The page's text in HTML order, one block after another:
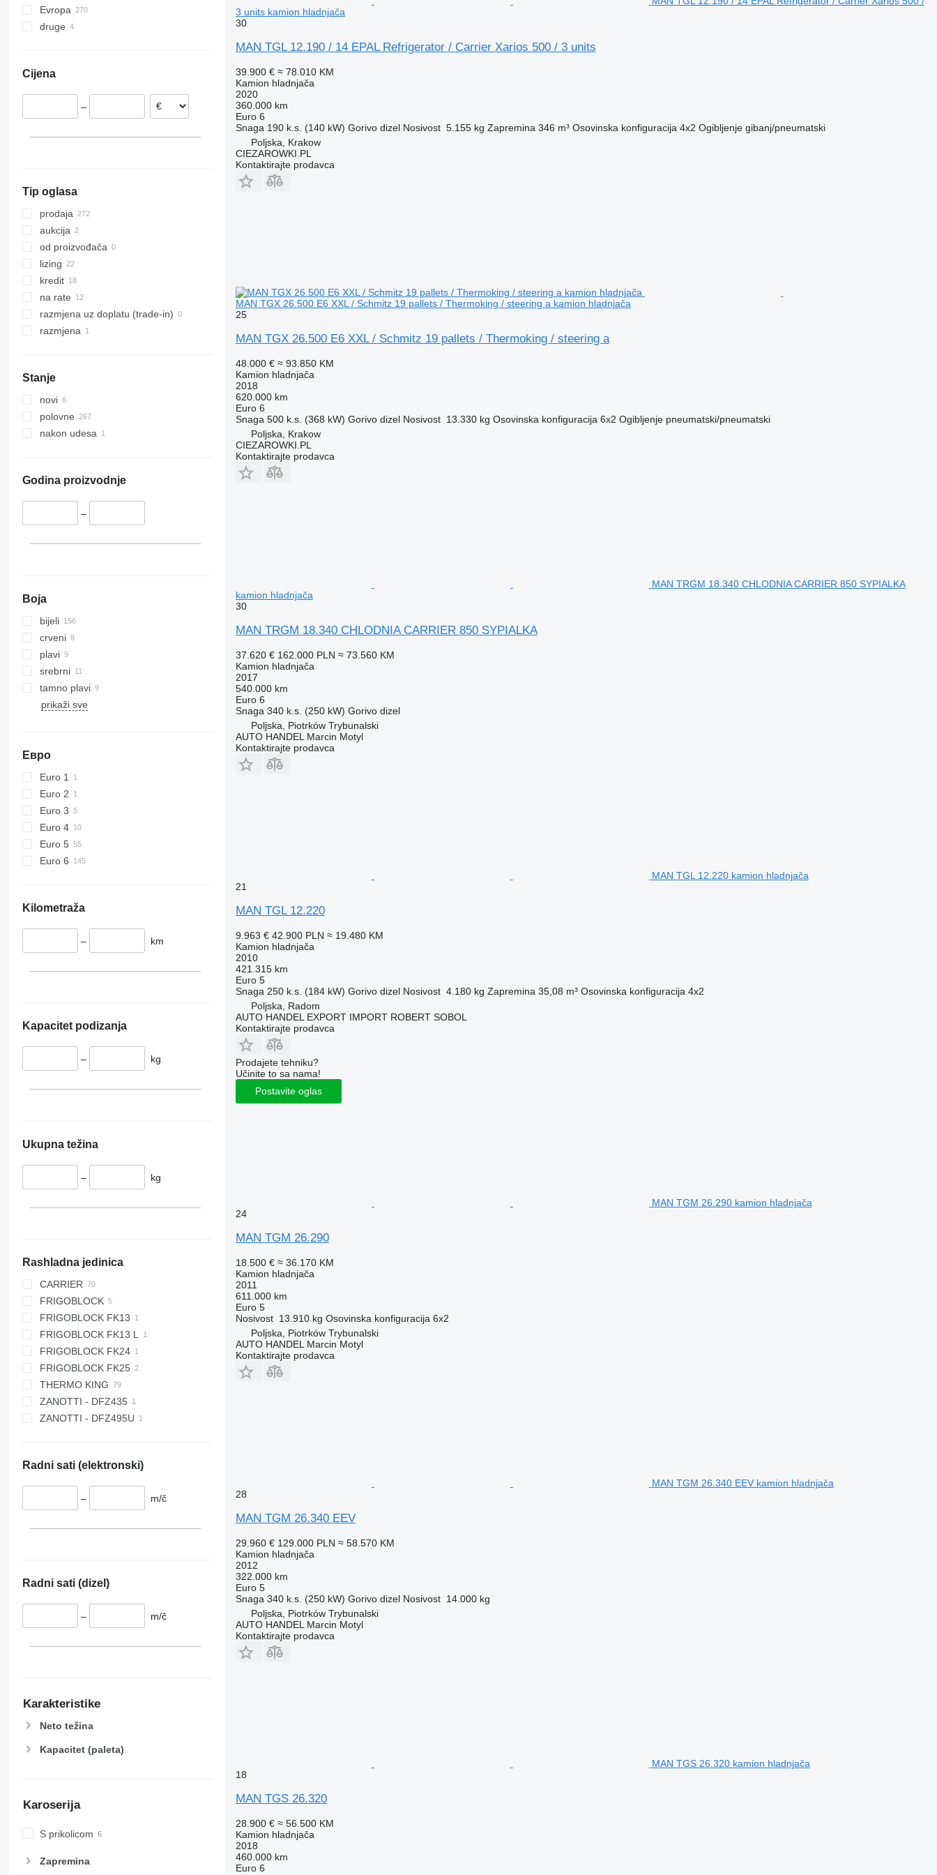
TGL 10.220
TGL 12.180
TGL 12.240
TGL 12.250
TGM 18.290
TGM 18.320
TGS 26.360
TGS 26.400
TGS 26.480
TGS 33.360
TGX 26.460
TGX 26.470
TGX 26.540
Evropa
Njemačka
Belgija
Nizozemska
druge
Cijena
–
Tip oglasa
prodaja
aukcija
od proizvođača
lizing
kredit
na rate
razmjena uz doplatu (trade-in)
razmjena
Stanje
novi
polovne
nakon udesa
Godina proizvodnje
–
Boja
bijeli
crveni
plavi
srebrni
tamno plavi
prikaži sve
Евро
Euro 1
Euro 2
Euro 3
Euro 4
Euro 5
Euro 6
Kilometraža
– km
Kapacitet podizanja
– kg
Ukupna težina
– kg
Rashladna jedinica
CARRIER
SUPRA
SUPRA 450
SUPRA 550
SUPRA 750
SUPRA 750 MT
SUPRA 850
SUPRA 850 MT
SUPRA 950
SUPRA 1150 MT
SUPRA 1150U
SUPRA 1250
XARIOS 500
XARIOS 600
FRIGOBLOCK
FRIGOBLOCK FK13
FRIGOBLOCK FK13 L
FRIGOBLOCK FK24
FRIGOBLOCK FK25
THERMO KING
MD 300
SPECTRUM
T 800R
T 1000R
T 1200R
TS 600
UT 1200
V 300 MAX
V 800 MAX
ZANOTTI - DFZ435
ZANOTTI - DFZ495U
Radni sati (elektronski)
– m/č
Radni sati (dizel)
– m/č
Karakteristike
Neto težina
Kapacitet (paleta)
Karoserija
S prikolicom
Zapremina
3 units kamion hladnjača
30
MAN TGL 12.190 / 14 EPAL Refrigerator / Carrier Xarios 500 / 3 units
39.900 € ≈ 78.010 KM
Kamion hladnjača
2020
360.000 km
Euro 6
Snaga 190 k.s. (140 kW) Gorivo dizel Nosivost 5.155 kg Zapremina 346 m³ Osovinska konfiguracija 4x2 Ogibljenje gibanj/pneumatski
Poljska, Krakow
CIEZAROWKI.PL
Kontaktirajte prodavca
MAN TGX 26.500 E6 XXL / Schmitz 19 pallets / Thermoking / steering a kamion hladnjača
25
MAN TGX 26.500 E6 XXL / Schmitz 19 pallets / Thermoking / steering a
48.000 € ≈ 93.850 KM
Kamion hladnjača
2018
620.000 km
Euro 6
Snaga 500 k.s. (368 kW) Gorivo dizel Nosivost 13.330 kg Osovinska konfiguracija 6x2 Ogibljenje pneumatski/pneumatski
Poljska, Krakow
CIEZAROWKI.PL
Kontaktirajte prodavca
MAN TRGM 18.340 CHLODNIA CARRIER 850 SYPIALKA
kamion hladnjača
30
MAN TRGM 18.340 CHLODNIA CARRIER 850 SYPIALKA
37.620 € 162.000 PLN ≈ 73.560 KM
Kamion hladnjača
2017
540.000 km
Euro 6
Snaga 340 k.s. (250 kW) Gorivo dizel
Poljska, Piotrków Trybunalski
AUTO HANDEL Marcin Motyl
Kontaktirajte prodavca
MAN TGL 12.220 kamion hladnjača
21
MAN TGL 12.220
9.963 € 42.900 PLN ≈ 19.480 KM
Kamion hladnjača
2010
421.315 km
Euro 5
Snaga 250 k.s. (184 kW) Gorivo dizel Nosivost 4.180 kg Zapremina 35,08 m³ Osovinska konfiguracija 4x2
Poljska, Radom
AUTO HANDEL EXPORT IMPORT ROBERT SOBOL
Kontaktirajte prodavca
Prodajete tehniku?
Učinite to sa nama!
Postavite oglas
MAN TGM 26.290 kamion hladnjača
24
MAN TGM 26.290
18.500 € ≈ 36.170 KM
Kamion hladnjača
2011
611.000 km
Euro 5
Nosivost 13.910 kg Osovinska konfiguracija 6x2
Poljska, Piotrków Trybunalski
AUTO HANDEL Marcin Motyl
Kontaktirajte prodavca
MAN TGM 26.340 EEV kamion hladnjača
28
MAN TGM 26.340 EEV
29.960 € 129.000 PLN ≈ 58.570 KM
Kamion hladnjača
2012
322.000 km
Euro 5
Snaga 340 k.s. (250 kW) Gorivo dizel Nosivost 14.000 kg
Poljska, Piotrków Trybunalski
AUTO HANDEL Marcin Motyl
Kontaktirajte prodavca
MAN TGS 26.320 kamion hladnjača
18
MAN TGS 26.320
28.900 € ≈ 56.500 KM
Kamion hladnjača
2018
460.000 km
Euro 6